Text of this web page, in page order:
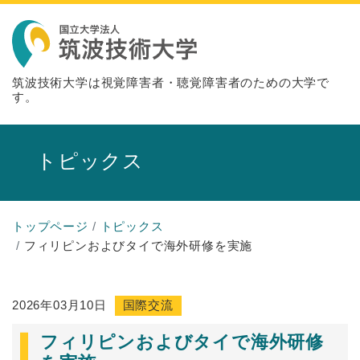
筑波技術大学は視覚障害者・聴覚障害者のための大学で
す。
トピックス
トップページ
トピックス
フィリピンおよびタイで海外研修を実施
2026年03月10日 国際交流
フィリピンおよびタイで海外研修